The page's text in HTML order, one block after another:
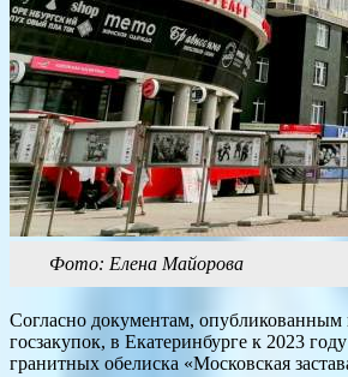
Фото: Елена Майорова
Согласно документам, опубликованным
госзакупок, в Екатеринбурге к 2023
гранитных обелиска «Московская